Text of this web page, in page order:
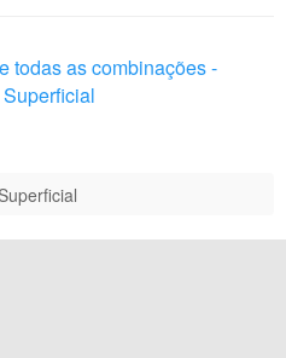
todas as combinações -